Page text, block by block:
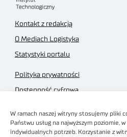
W ramach naszej witryny stosujemy pliki
Państwu usług na najwyższym poziomie,
indywidualnych potrzeb. Korzystanie z
Kontakt z redakcją
O Mediach Logistyka
Statystyki portalu
Polityka prywatności
Dostępność cyfrowa
Regulamin sklepu